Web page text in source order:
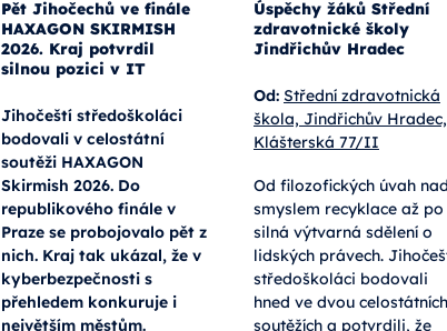
Pět Jihočechů ve finále
HAXAGON SKIRMISH
2026. Kraj potvrdil
silnou pozici v IT
Jihočeští středoškoláci
bodovali v celostátní
soutěži HAXAGON
Skirmish 2026. Do
republikového finále v
Praze se probojovalo pět z
nich. Kraj tak ukázal, že v
kyberbezpečnosti s
přehledem konkuruje i
Úspěchy žáků Střední
zdravotnické školy
Jindřichův Hradec
Od: Střední zdravotnická
škola, Jindřichův Hradec,
Klášterská 77/II
Od filozofických úvah
smyslem recyklace až po
silná výtvarná sdělení o
lidských právech.
středoškoláci bodovali
hned ve dvou celostátních